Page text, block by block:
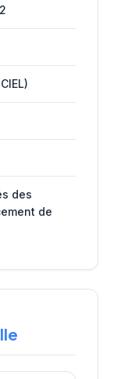
des
de